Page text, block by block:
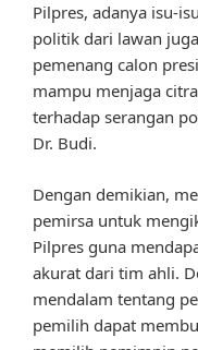
Pilpres, adanya isu-
politik dari lawan
pemenang calon
mampu menjaga
terhadap serangan
Dr. Budi.
Dengan demikian,
pemirsa untuk
Pilpres guna
akurat dari tim ahli.
mendalam tentang
pemilih dapat